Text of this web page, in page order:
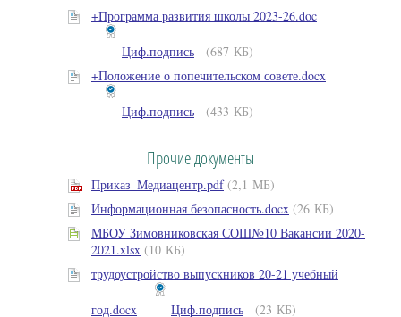
+Программа развития школы 2023-26.doc
Циф.подпись
(687 КБ)
+Положение о попечительском совете.docx
Циф.подпись (433 КБ)
Прочие документы
Приказ_Медиацентр.pdf (2,1 МБ)
Информационная безопасность.docx (26 КБ)
МБОУ Зимовниковская СОШ№10 Вакансии 2020-
2021.xlsx (10 КБ)
трудоустройство выпускников 20-21 учебный
год.docx Циф.подпись
(23 КБ)